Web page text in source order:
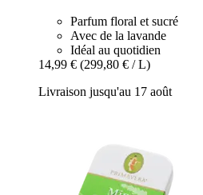
Parfum floral et sucré
Avec de la lavande
Idéal au quotidien
14,99 € (299,80 € / L)
Livraison jusqu'au 17 août